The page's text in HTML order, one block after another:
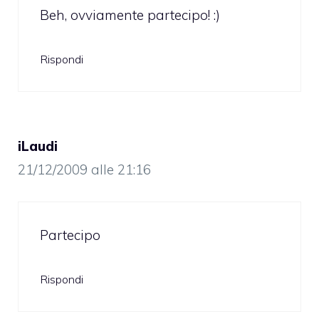
Beh, ovviamente partecipo! :)
Rispondi
iLaudi
21/12/2009 alle 21:16
Partecipo
Rispondi